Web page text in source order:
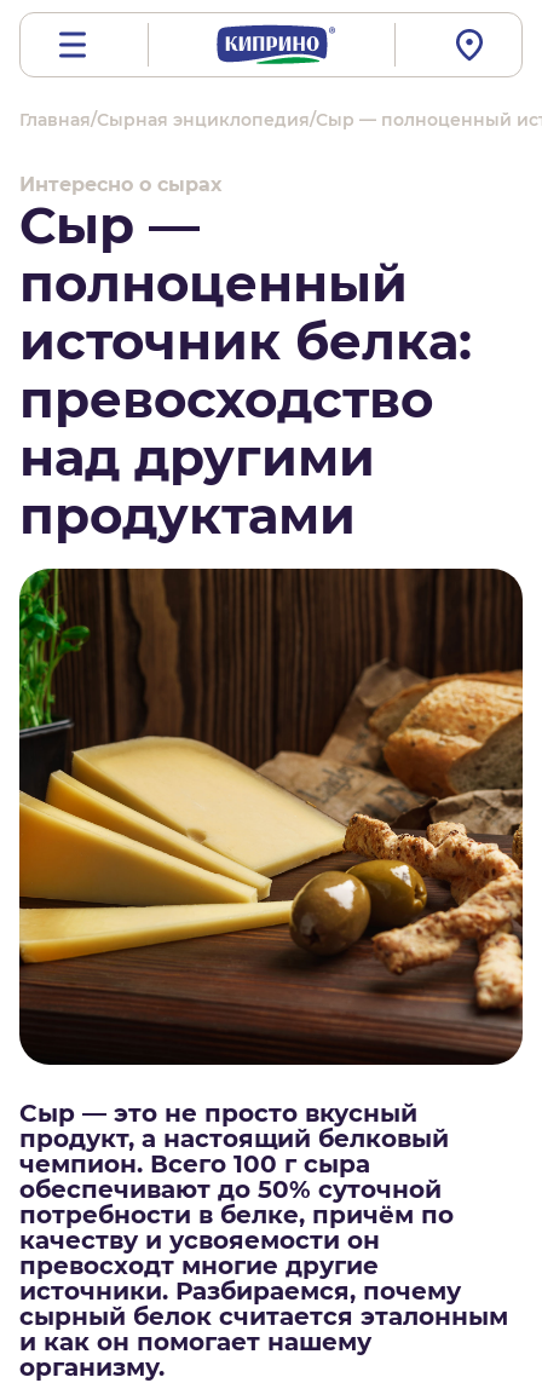
Главная/Сырная энциклопедия/Сыр — полноценный
Интересно о сырах
Сыр —
полноценный
источник белка:
превосходство
над другими
продуктами
Сыр — это не просто вкусный
продукт, а настоящий белковый
чемпион. Всего 100 г сыра
обеспечивают до 50% суточной
потребности в белке, причём по
качеству и усвояемости он
превосходт многие другие
источники. Разбираемся, почему
сырный белок считается эталонным
и как он помогает нашему
организму.